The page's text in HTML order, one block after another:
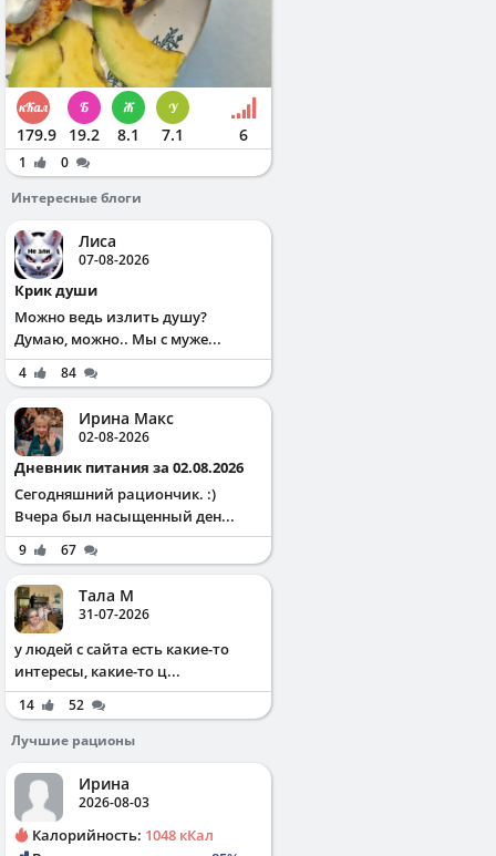
179.9 19.2 8.1 7.1 6
1
0
Интересные блоги
Лиса
07-08-2026
Крик души
Можно ведь излить душу?
Думаю, можно.. Мы с муже...
4 84
Ирина Макс
02-08-2026
Дневник питания за 02.08.2026
Сегодняшний рациончик. :)
Вчера был насыщенный ден...
9 67
Тала М
31-07-2026
у людей с сайта есть какие-то
интересы, какие-то ц...
14
52
Лучшие рационы
Ирина
2026-08-03
Калорийность: 1048 кКал